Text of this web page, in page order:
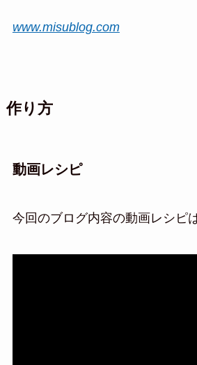
www.misublog.com
作り方
動画レシピ
今回のブログ内容の動画レシピ